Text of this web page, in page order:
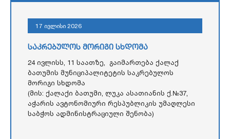
17 ივლისი 2026
საკრებულოს მორიგი სხდომა
24 ივლისს, 11 საათზე, გაიმართება ქალაქ
ბათუმის მუნიციპალიტეტის საკრებულოს
მორიგი სხდომა
(მის: ქალაქი ბათუმი, ლუკა ასათიანის ქ.№37,
აჭარის ავტონომიური რესპუბლიკის უმაღლესი
საბჭოს ადმინისტრაციული შენობა)